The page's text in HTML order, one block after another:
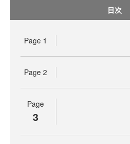
目次
Page 1
Page 2
Page
3